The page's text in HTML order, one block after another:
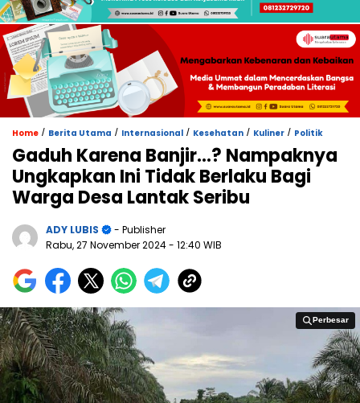
Home / Berita Utama / Internasional / Kesehatan / Kuliner / Politik
Gaduh Karena Banjir…? Nampaknya
Ungkapkan Ini Tidak Berlaku Bagi
Warga Desa Lantak Seribu
ADY LUBIS
- Publisher
Rabu, 27 November 2024- 12:40 WIB
Perbesar
Perbesar